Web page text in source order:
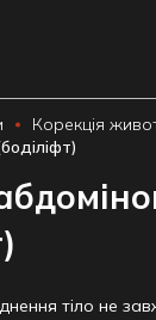
Корекція
тіло не